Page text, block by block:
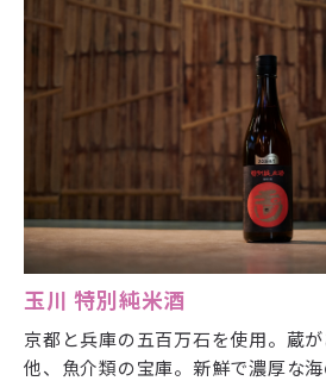
玉川 特別純米酒
京都と兵庫の五百万石を使用。蔵
他、魚介類の宝庫。新鮮で濃厚な